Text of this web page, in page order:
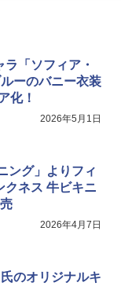
「ソフィア・
ーのバニー衣装
化！
2026年5月1日
ング」よりフィ
クネス 牛ビキニ
2026年4月7日
のオリジナルキ